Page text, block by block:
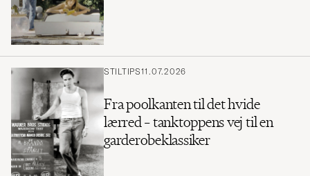
STILTIPS11.07.2026
Fra poolkanten til det hvide
lærred – tanktoppens vej til en
garderobeklassiker